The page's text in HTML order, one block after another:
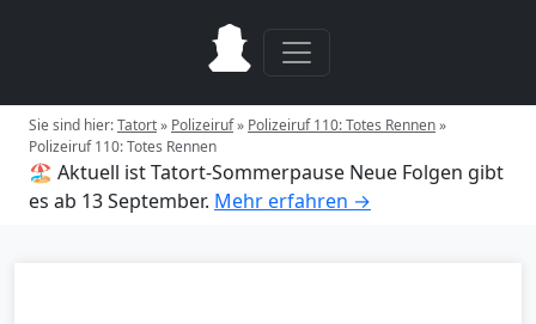
Sie sind hier:Tatort» Polizeiruf» Polizeiruf 110: Totes Rennen»
Polizeiruf 110: Totes Rennen
🏖️ Aktuell ist Tatort-Sommerpause Neue Folgen gibt
es ab 13 September. Mehr erfahren →